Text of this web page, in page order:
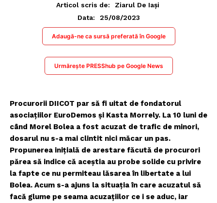
Articol scris de:
Ziarul De Iași
Data:
25/08/2023
Adaugă-ne ca sursă preferată în Google
Urmărește PRESShub pe Google News
Procurorii DIICOT par să fi uitat de fondatorul
asociațiilor EuroDemos și Kasta Morrely. La 10 luni de
când Morel Bolea a fost acuzat de trafic de minori,
dosarul nu s-a mai clintit nici măcar un pas.
Propunerea inițială de arestare făcută de procurori
părea să indice că aceștia au probe solide cu privire
la fapte ce nu permiteau lăsarea în libertate a lui
Bolea. Acum s-a ajuns la situația în care acuzatul să
facă glume pe seama acuzațiilor ce i se aduc, iar